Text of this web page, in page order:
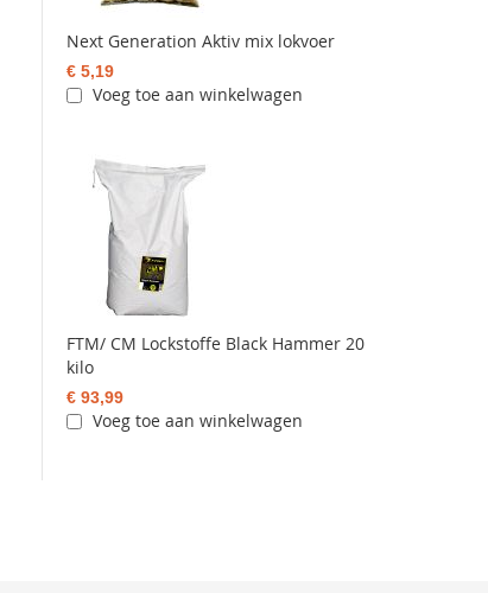
Next Generation Aktiv mix lokvoer
€ 5,19
Voeg toe aan winkelwagen
FTM/ CM Lockstoffe Black Hammer 20
kilo
€ 93,99
Voeg toe aan winkelwagen